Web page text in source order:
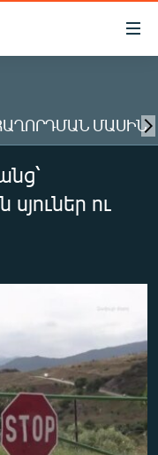
ՄԱՍԻՆ
ու
available